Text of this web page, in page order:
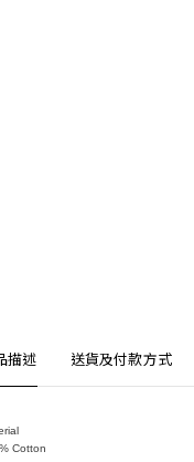
描述 送貨及付款方式
Cotton